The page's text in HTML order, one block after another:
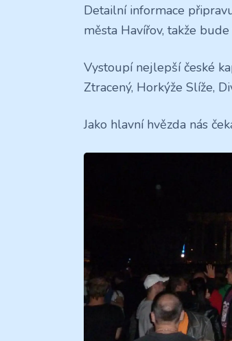
Detailní informace
města Havířov, takže
Vystoupí nejlepší české
Ztracený, Horkýže Slíže,
Jako hlavní hvězda nás